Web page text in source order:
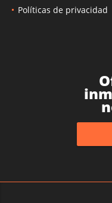
Políticas de privacidad